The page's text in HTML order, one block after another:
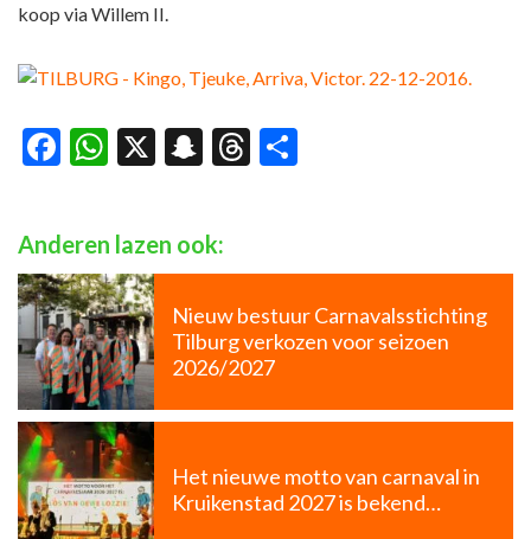
koop via Willem II.
Facebook
WhatsApp
X Snapchat
Threads
Anderen lazen ook:
Nieuw bestuur Carnavalsstichting
Tilburg verkozen voor seizoen
2026/2027
Het nieuwe motto van carnaval in
Kruikenstad 2027 is bekend…